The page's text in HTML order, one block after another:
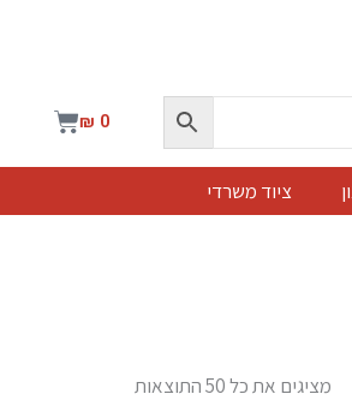
₪ 0
עגלת
ציוד משרדי
מציגים את כל ⁦50⁩ התוצאות